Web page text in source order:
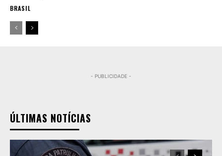
BRASIL
- PUBLICIDADE -
ÚLTIMAS NOTÍCIAS